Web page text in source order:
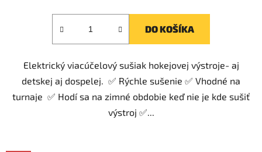
DO KOŠÍKA
Elektrický viacúčelový sušiak hokejovej výstroje- aj
detskej aj dospelej. ✅ Rýchle sušenie ✅ Vhodné na
turnaje ✅ Hodí sa na zimné obdobie keď nie je kde sušiť
výstroj ✅...